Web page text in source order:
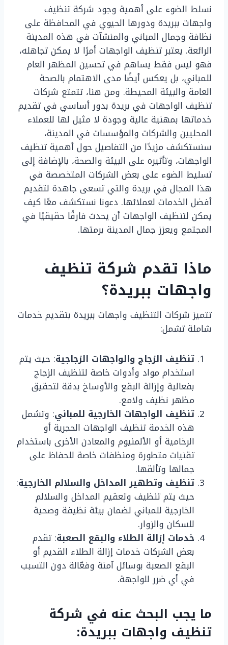
نسلط الضوء على أهمية وجود شركة تنظيف
واجهات ببريدة ودورها الحيوي في المحافظة على
نظافة وجمال المباني والمنشآت في هذه المدينة
الرائعة. يعتبر تنظيف الواجهات أمرًا لا يمكن تجاهله،
فهو ليس فقط يساهم في تحسين المظهر العام
للمباني، بل يعكس أيضًا مدى الاهتمام بالصحة
العامة والبيئة المحيطة. ومن هنا، تتمتع شركات
تنظيف الواجهات في بريدة بدور أساسي في تقديم
خدماتها بمهنية عالية وجودة لا مثيل لها للعملاء
المحليين والشركات والمؤسسات في المدينة،
سنستكشف مزيدًا من التفاصيل حول أهمية تنظيف
الواجهات، وتأثيره على البيئة والصحة، بالإضافة إلى
تسليط الضوء على بعض الشركات المتخصصة في
هذا المجال في بريدة والتي تسعى جاهدة لتقديم
أفضل الخدمات لعملائها. دعونا نستكشف معًا كيف
يمكن لتنظيف الواجهات أن يحدث فارقًا حقيقيًا في
المجتمع ويعزز جمال المدينة برمتها.
ماذا تقدم شركة تنظيف
واجهات ببريدة؟
تتميز شركات التنظيف واجهات ببريدة بتقديم خدمات
شاملة تشمل:
تنظيف الزجاج والواجهات الزجاجية: حيث يتم
استخدام مواد وأدوات خاصة لتنظيف الزجاج
بفعالية وإزالة البقع والأوساخ بدقة لتحقيق
مظهر نظيف ولامع.
تنظيف الواجهات الخارجية للمباني: وتشمل
هذه الخدمة تنظيف الواجهات الحجرية أو
الرخامية أو الألمنيوم والمعادن الأخرى باستخدام
تقنيات متطورة ومنظفات خاصة للحفاظ على
جمالها وتألقها.
تنظيف وتطهير المداخل والسلالم الخارجية:
حيث يتم تنظيف وتعقيم المداخل والسلالم
الخارجية للمباني لضمان بيئة نظيفة وصحية
للسكان والزوار.
خدمات إزالة الطلاء والبقع الصعبة: تقدم
بعض الشركات خدمات إزالة الطلاء القديم أو
البقع الصعبة بوسائل آمنة وفعّالة دون التسبب
في أي ضرر للواجهة.
ما يجب البحث عنه في شركة
تنظيف واجهات ببريدة: